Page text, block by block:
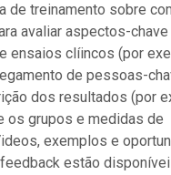
de treinamento sobre
avaliar aspectos-
ensaios clíincos (por
de pessoas-
dos resultados (por
os grupos e medidas de
exemplos e
estão